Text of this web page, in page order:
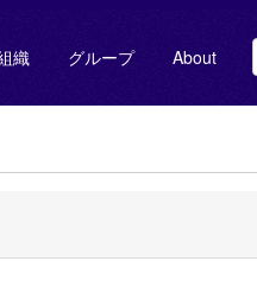
織 グループ About